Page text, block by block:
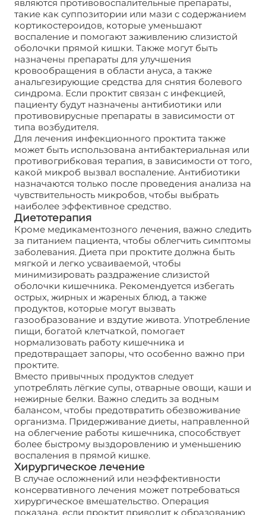
являются противовоспалительные препараты,
такие как суппозитории или мази с содержанием
кортикостероидов, которые уменьшают
воспаление и помогают заживлению слизистой
оболочки прямой кишки. Также могут быть
назначены препараты для улучшения
кровообращения в области ануса, а также
анальгезирующие средства для снятия болевого
синдрома. Если проктит связан с инфекцией,
пациенту будут назначены антибиотики или
противовирусные препараты в зависимости от
типа возбудителя.
Для лечения инфекционного проктита также
может быть использована антибактериальная или
противогрибковая терапия, в зависимости от того,
какой микроб вызвал воспаление. Антибиотики
назначаются только после проведения анализа на
чувствительность микробов, чтобы выбрать
наиболее эффективное средство.
Диетотерапия
Кроме медикаментозного лечения, важно следить
за питанием пациента, чтобы облегчить симптомы
заболевания. Диета при проктите должна быть
мягкой и легко усваиваемой, чтобы
минимизировать раздражение слизистой
оболочки кишечника. Рекомендуется избегать
острых, жирных и жареных блюд, а также
продуктов, которые могут вызвать
газообразование и вздутие живота. Употребление
пищи, богатой клетчаткой, помогает
нормализовать работу кишечника и
предотвращает запоры, что особенно важно при
проктите.
Вместо привычных продуктов следует
употреблять лёгкие супы, отварные овощи, каши и
нежирные белки. Важно следить за водным
балансом, чтобы предотвратить обезвоживание
организма. Придерживание диеты, направленной
на облегчение работы кишечника, способствует
более быстрому выздоровлению и уменьшению
воспаления в прямой кишке.
Хирургическое лечение
В случае осложнений или неэффективности
консервативного лечения может потребоваться
хирургическое вмешательство. Операция
показана, если проктит приводит к образованию